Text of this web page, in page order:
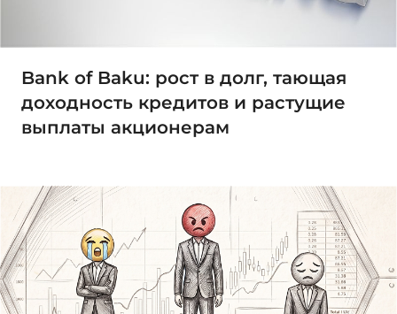
Bank of Baku: рост в долг, тающая
доходность кредитов и растущие
выплаты акционерам